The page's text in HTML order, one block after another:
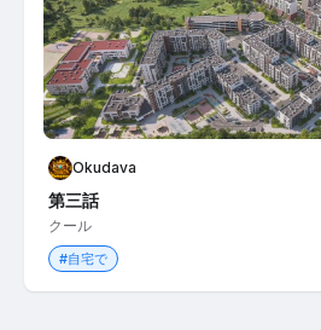
Okudava
第三話
クール
#自宅で